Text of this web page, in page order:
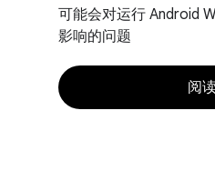
可能会对运行 Android
影响的问题
阅